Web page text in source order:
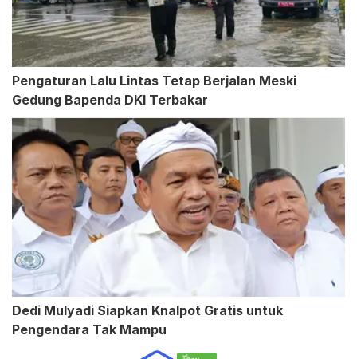
Pengaturan Lalu Lintas Tetap Berjalan Meski
Gedung Bapenda DKI Terbakar
Dedi Mulyadi Siapkan Knalpot Gratis untuk
Pengendara Tak Mampu